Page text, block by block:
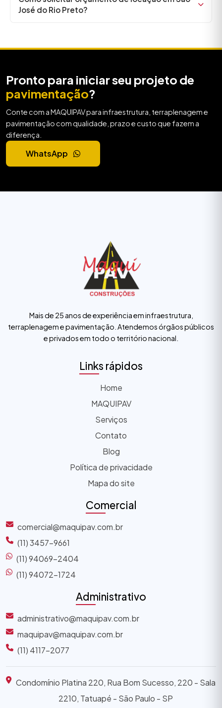
José do Rio Preto?
Pronto para iniciar seu projeto de
pavimentação?
Conte com a MAQUIPAV para infraestrutura, terraplenagem e
pavimentação com qualidade, prazo e custo que fazem a
diferença.
WhatsApp
Mais de 25 anos de experiência em infraestrutura,
terraplenagem e pavimentação. Atendemos órgãos públicos
e privados em todo o território nacional.
Links rápidos
Home
MAQUIPAV
Serviços
Contato
Blog
Política de privacidade
Mapa do site
Comercial
comercial@maquipav.com.br
(11) 3457-9661
(11) 94069-2404
(11) 94072-1724
Administrativo
administrativo@maquipav.com.br
maquipav@maquipav.com.br
(11) 4117-2077
Condomínio Platina 220, Rua Bom Sucesso, 220 - Sala
2210, Tatuapé - São Paulo - SP